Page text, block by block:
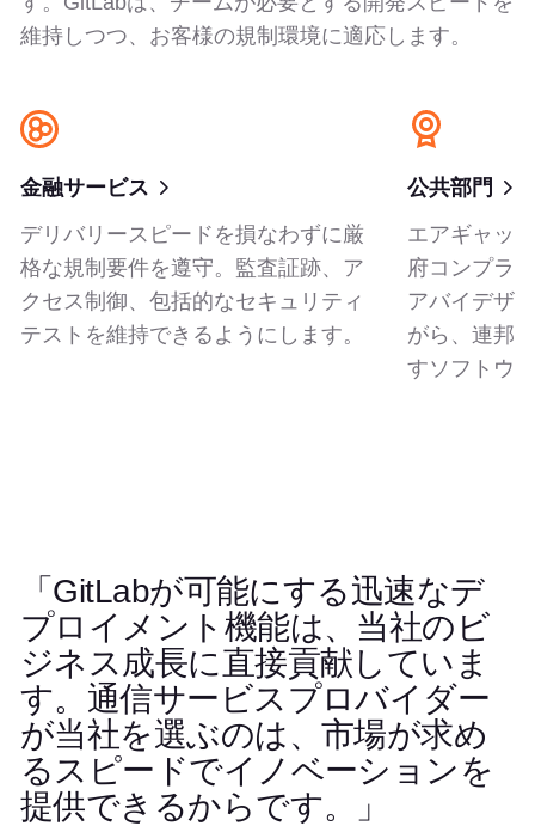
維持しつつ、お客様の規制環境に適応します。
金融サービス
デリバリースピードを損なわずに厳
格な規制要件を遵守。監査証跡、ア
クセス制御、包括的なセキュリティ
テストを維持できるようにします。
公共部門
エアギャッ
府コンプラ
アバイデザ
がら、連邦
すソフトウ
左右の矢印キーを使用して引用を移動できます。タッチ
引用 1 / 5
「GitLabが可能にする迅速なデ
プロイメント機能は、当社のビ
ジネス成長に直接貢献していま
す。通信サービスプロバイダー
が当社を選ぶのは、市場が求め
るスピードでイノベーションを
提供できるからです。」